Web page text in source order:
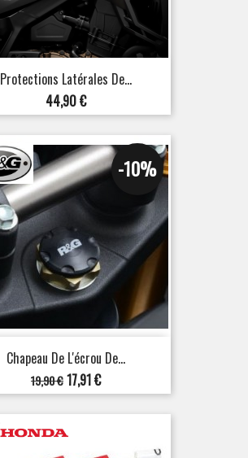
Protections Latérales De...
Prix
44,90 €
Chapeau De L'écrou De...
Prix
de
base
19,90 €
-10%
Prix
17,91 €